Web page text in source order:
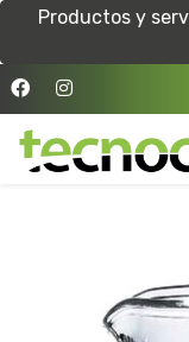
Productos y